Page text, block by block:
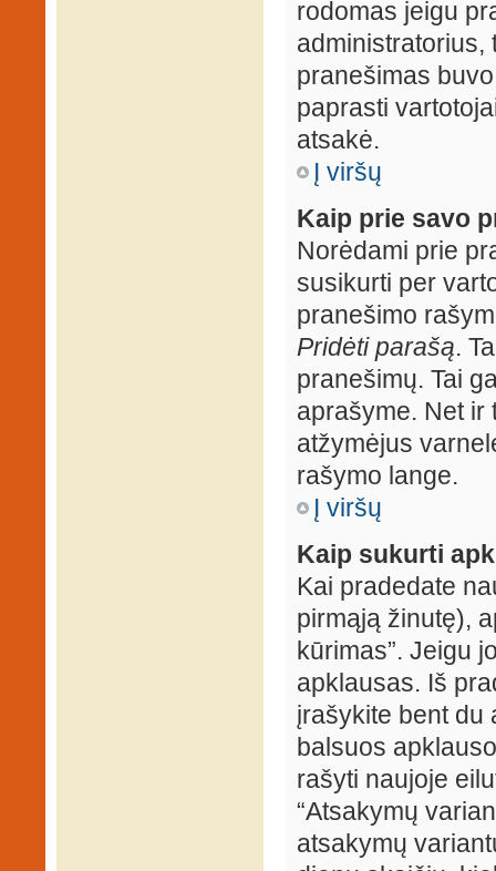
rodomas jeigu
administratorius,
pranešimas
paprasti
atsakė.
Į viršų
Kaip prie savo
Norėdami prie
susikurti per
pranešimo
Pridėti parašą.
pranešimų. Tai
aprašyme. Net ir
atžymėjus
rašymo lange.
Į viršų
Kaip sukurti
Kai pradedate
pirmąją žinutę),
kūrimas”. Jeigu
apklausas. Iš
įrašykite bent du
balsuos
rašyti naujoje
“Atsakymų
atsakymų